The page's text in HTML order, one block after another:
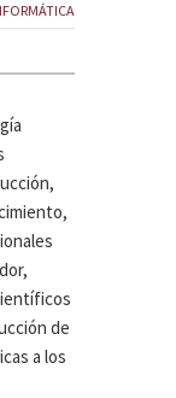
de
a los